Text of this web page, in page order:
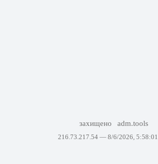
захищено adm.tools
216.73.217.54 — 8/6/2026,